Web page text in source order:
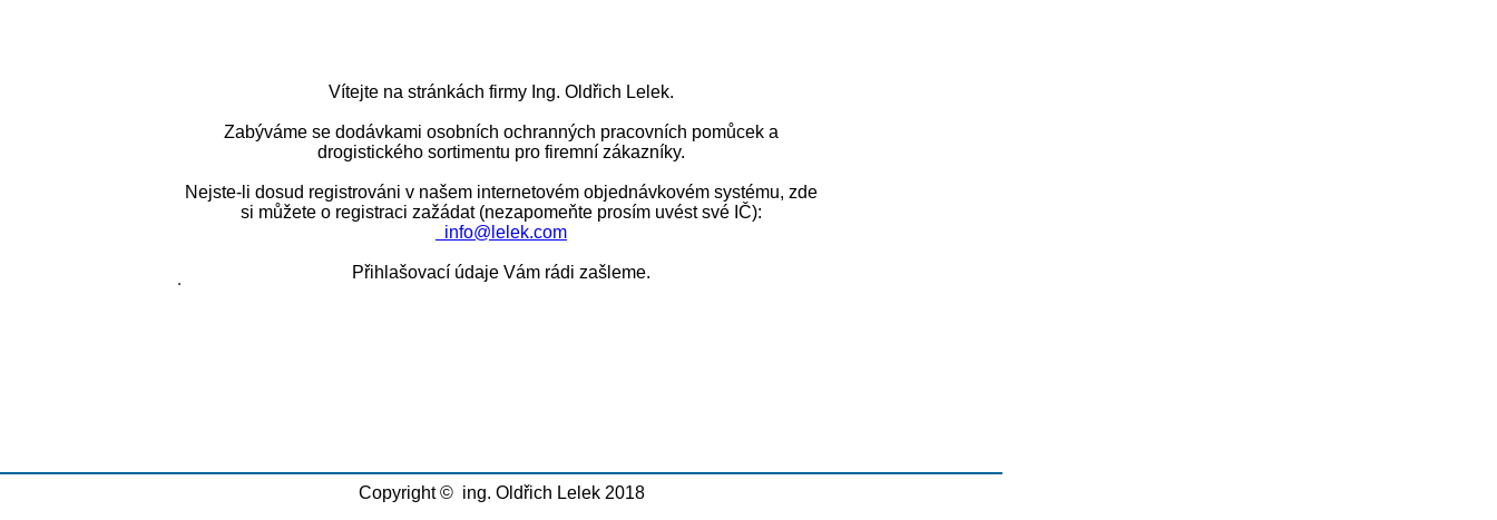
Vítejte na stránkách firmy Ing. Oldřich Lelek.
Zabýváme se dodávkami osobních ochranných pracovních pomůcek a
drogistického sortimentu pro firemní zákazníky.
Nejste-li dosud registrováni v našem internetovém objednávkovém systému, zde
si můžete o registraci zažádat (nezapomeňte prosím uvést své IČ):
info@lelek.com
Přihlašovací údaje Vám rádi zašleme.
Copyright © ing. Oldřich Lelek 2018